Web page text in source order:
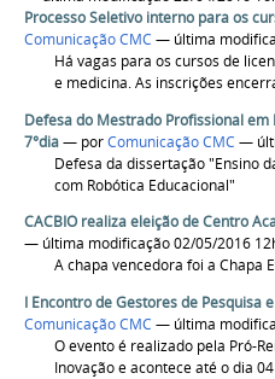
Processo Seletivo interno para os
Comunicação CMC — última
Há vagas para os cursos de
e medicina. As inscrições
Defesa do Mestrado Profissional em
7°dia— porComunicação CMC —
Defesa da dissertação "Ensino
com Robótica Educacional"
CACBIO realiza eleição de Centro
— última modificação 02/05/2016
A chapa vencedora foi a Chapa
I Encontro de Gestores de Pesquisa
Comunicação CMC — última
O evento é realizado pela Pró-
Inovação e acontece até o dia